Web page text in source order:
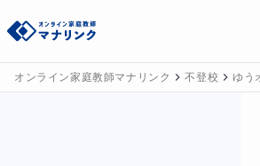
オンライン家庭教師マナリンク 不登校 ゆう